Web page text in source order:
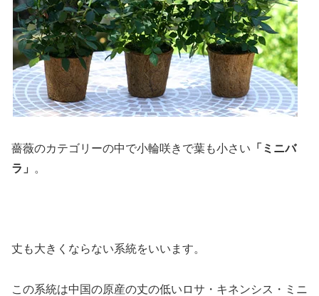
薔薇のカテゴリーの中で小輪咲きで葉も小さい 「ミニバ
ラ」
。
丈も大きくならない系統をいいます。
この系統は中国の原産の丈の低いロサ・キネンシス・ミニ